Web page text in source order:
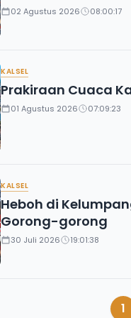
02 Agustus 2026 08:00:17
KALSEL
Prakiraan Cuaca
01 Agustus 2026 07:09:23
KALSEL
Heboh di
Gorong-gorong
30 Juli 2026 19:01:38
1